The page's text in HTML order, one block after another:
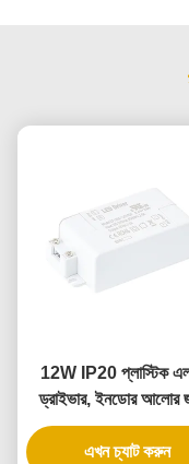
12W IP20 প্লাস্টিক
ড্রাইভার, ইনডোর আলোর
ধ্রুবক ভোল্টেজ এবং
সহ
এখন চ্যাট করুন